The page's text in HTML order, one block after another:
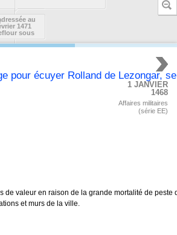
pour écuyer Rolland de Lezongar,
de valeur en raison de la grande mortalité de
et murs de la ville.
1 JANVIER
1468
Affaires militaires
(série EE)
au
1471
sous
de
Cap
de sa